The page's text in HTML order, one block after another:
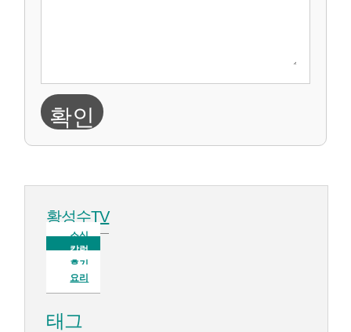
확인
황성수TV
소식
칼럼
후기
요리
태그